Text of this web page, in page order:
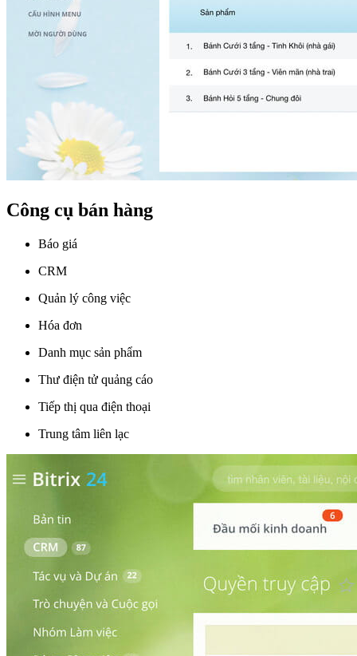
Công cụ bán hàng
Báo giá
CRM
Quản lý công việc
Hóa đơn
Danh mục sản phẩm
Thư điện tử quảng cáo
Tiếp thị qua điện thoại
Trung tâm liên lạc